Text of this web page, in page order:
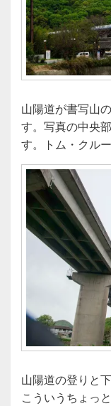
山陽道が書写山
す。写真の中央
す。トム・クル
山陽道の登りと
こういうちょっ